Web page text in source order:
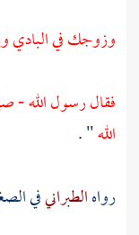
وزوجك في البادي
فقال رسول الله -
الله" .
رواهالطبرانيفي